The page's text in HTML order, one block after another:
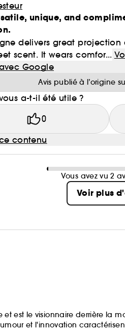
unique, and
delivers great
scent. It wears comfor...
Google
Avis publié à l’origine
a-t-il été utile ?
0
contenu
Vous avez vu 2
Voir plus
et est le visionnaire derrière la
et l'innovation caractérisent